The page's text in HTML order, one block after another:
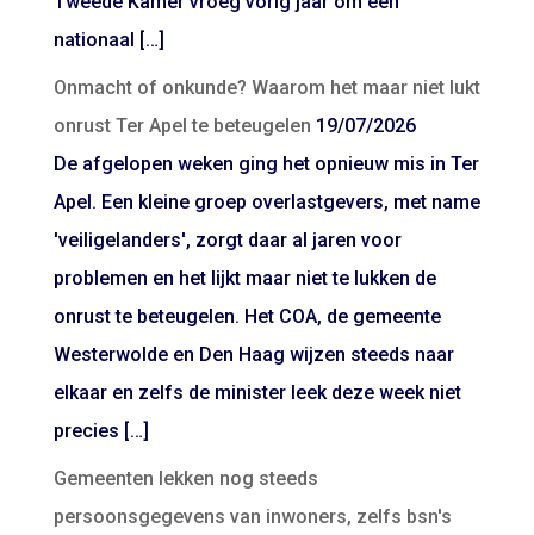
nationaal […]
Onmacht of onkunde? Waarom het maar niet lukt
onrust Ter Apel te beteugelen 19/07/2026
De afgelopen weken ging het opnieuw mis in Ter
Apel. Een kleine groep overlastgevers, met name
'veiligelanders', zorgt daar al jaren voor
problemen en het lijkt maar niet te lukken de
onrust te beteugelen. Het COA, de gemeente
Westerwolde en Den Haag wijzen steeds naar
elkaar en zelfs de minister leek deze week niet
precies […]
Gemeenten lekken nog steeds
persoonsgegevens van inwoners, zelfs bsn's